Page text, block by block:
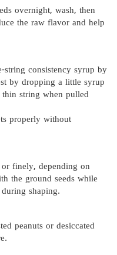
overnight, wash, then
the raw flavor and help
string consistency syrup by
by dropping a little syrup
string when pulled
properly without
or finely, depending on
the ground seeds while
shaping.
peanuts or desiccated